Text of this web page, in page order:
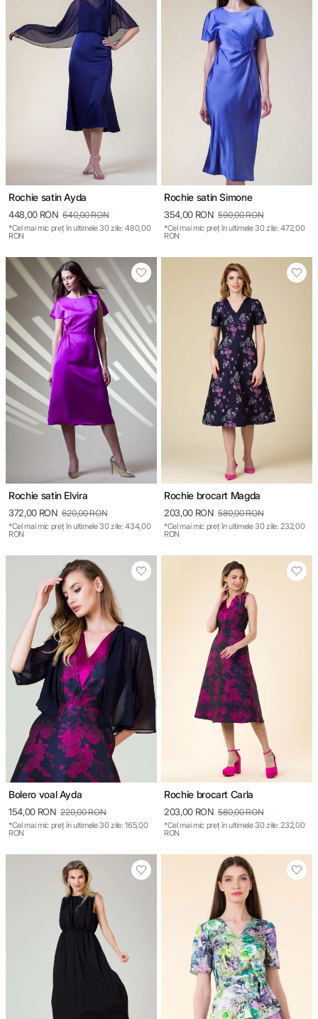
Rochie satin Ayda
448,00 RON 640,00 RON
*Cel mai mic preț în ultimele 30 zile: 480,00
RON
Rochie satin Simone
354,00 RON 590,00 RON
*Cel mai mic preț în ultimele 30 zile: 472,00
RON
Rochie satin Elvira
372,00 RON 620,00 RON
*Cel mai mic preț în ultimele 30 zile: 434,00
RON
Rochie brocart Magda
203,00 RON 580,00 RON
*Cel mai mic preț în ultimele 30 zile: 232,00
RON
Bolero voal Ayda
154,00 RON 220,00 RON
*Cel mai mic preț în ultimele 30 zile: 165,00
RON
Rochie brocart Carla
203,00 RON 580,00 RON
*Cel mai mic preț în ultimele 30 zile: 232,00
RON